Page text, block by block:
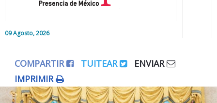
09 Agosto, 2026
Editorial
Nacional
COMPARTIR TUITEAR
ENVIAR
IMPRIMIR